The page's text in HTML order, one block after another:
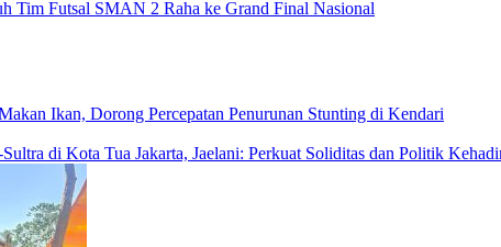
Tim Futsal SMAN 2 Raha ke Grand Final Nasional
Ikan, Dorong Percepatan Penurunan Stunting di Kendari
di Kota Tua Jakarta, Jaelani: Perkuat Soliditas dan Politik